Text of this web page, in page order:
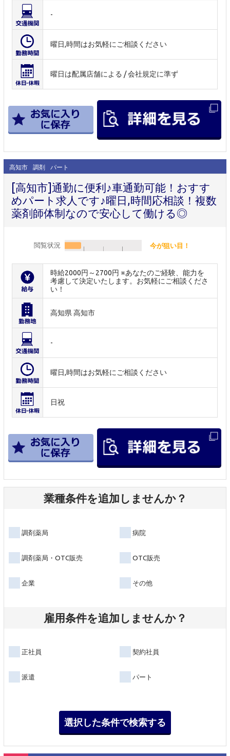
-
曜日,時間はお気軽にご相談ください
曜日は配属店舗による / 会社規定に準ず
高知市 調剤 パート
[高知市]通勤に便利♪車通勤可能！おすす
めパート求人です♪曜日,時間応相談！複数
薬剤師体制なので安心して働ける◎
閲覧状況 今が狙い目！
時給2000円～2700円 ※あなたのご経験、能力を
考慮して決定いたします。お気軽にご相談くださ
い！
高知県 高知市
-
曜日,時間はお気軽にご相談ください
日祝
業種条件を追加しませんか？
調剤薬局 病院
調剤薬局・OTC販売 OTC販売
企業 その他
雇用条件を追加しませんか？
正社員 契約社員
派遣 パート